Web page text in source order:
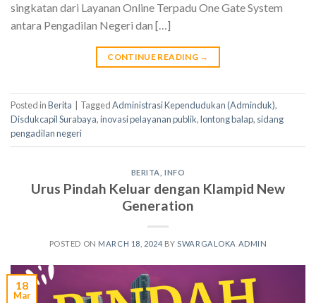
singkatan dari Layanan Online Terpadu One Gate System
antara Pengadilan Negeri dan […]
CONTINUE READING →
Posted inBerita TaggedAdministrasi Kependudukan (Adminduk),
Disdukcapil Surabaya,inovasi pelayanan publik,lontong balap, sidang
pengadilan negeri
BERITA ,INFO
Urus Pindah Keluar dengan Klampid New
Generation
POSTED ON MARCH 18, 2024 BYSWARGALOKA ADMIN
18
Mar